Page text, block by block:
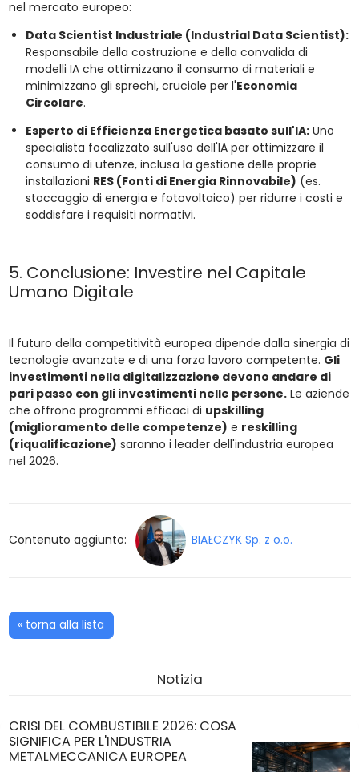
nel mercato europeo:
Data Scientist Industriale (Industrial Data Scientist):
Responsabile della costruzione e della convalida di
modelli IA che ottimizzano il consumo di materiali e
minimizzano gli sprechi, cruciale per l'Economia
Circolare.
Esperto di Efficienza Energetica basato sull'IA:Uno
specialista focalizzato sull'uso dell'IA per ottimizzare il
consumo di utenze, inclusa la gestione delle proprie
installazioni RES (Fonti di Energia Rinnovabile) (es.
stoccaggio di energia e fotovoltaico) per ridurre i costi e
soddisfare i requisiti normativi.
5. Conclusione: Investire nel Capitale
Umano Digitale
Il futuro della competitività europea dipende dalla sinergia di
tecnologie avanzate e di una forza lavoro competente. Gli
investimenti nella digitalizzazione devono andare di
pari passo con gli investimenti nelle persone.Le aziende
che offrono programmi efficaci di upskilling
(miglioramento delle competenze) e reskilling
(riqualificazione) saranno i leader dell'industria europea
nel 2026.
Contenuto aggiunto: BIAŁCZYK Sp. z o.o.
« torna alla lista
Notizia
CRISI DEL COMBUSTIBILE 2026: COSA
SIGNIFICA PER L'INDUSTRIA
METALMECCANICA EUROPEA